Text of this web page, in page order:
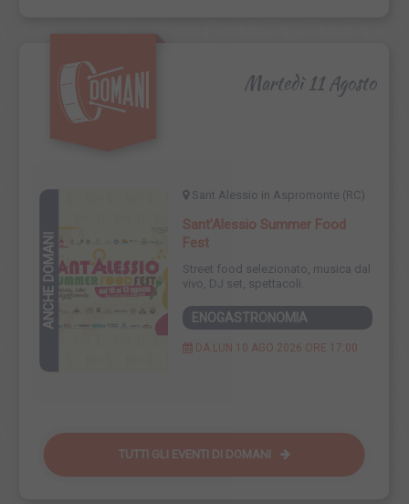
Martedì 11 Agosto
ANCHE DOMANI
Sant Alessio in Aspromonte (RC)
Sant’Alessio Summer Food
Fest
Street food selezionato, musica dal
vivo, DJ set, spettacoli.
ENOGASTRONOMIA
DA LUN 10 AGO 2026 ORE 17:00
TUTTI GLI EVENTI DI DOMANI